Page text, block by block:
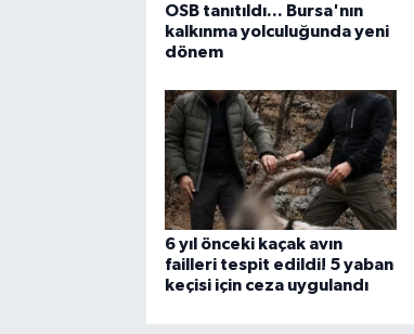
OSB tanıtıldı... Bursa'nın
kalkınma yolculuğunda yeni
dönem
6 yıl önceki kaçak avın
failleri tespit edildi! 5 yaban
keçisi için ceza uygulandı